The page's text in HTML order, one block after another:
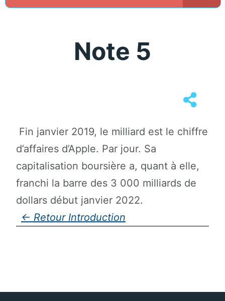
Note 5
Fin janvier 2019, le milliard est le chiffre
d’affaires d’Apple. Par jour. Sa
capitalisation boursière a, quant à elle,
franchi la barre des 3 000 milliards de
dollars début janvier 2022.
Introduction